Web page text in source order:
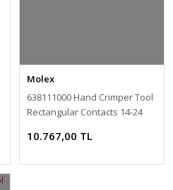
Molex
638111000 Hand Crimper Tool
Rectangular Contacts 14-24
10.767,00 TL